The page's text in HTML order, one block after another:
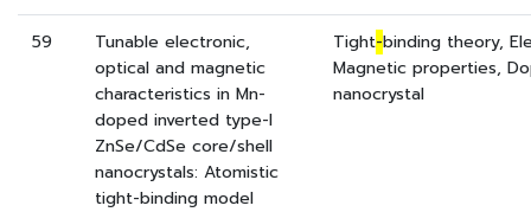
59
Tunable electronic,
optical and magnetic
characteristics in Mn-
doped inverted type-I
ZnSe/CdSe core/shell
nanocrystals: Atomistic
tight-binding model
Tight-binding theory,
Magnetic properties,
nanocrystal